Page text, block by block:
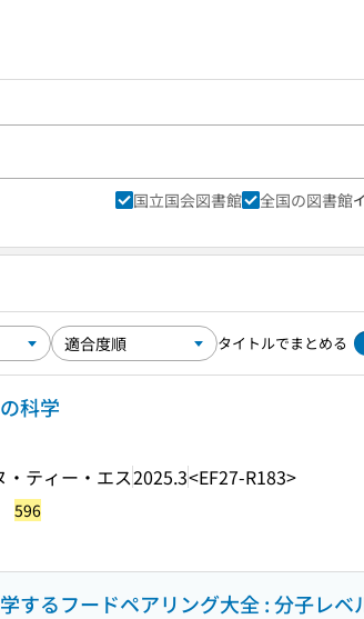
国立国会図書館 全国の図書館
タイトルでまとめる
科学
・ティー・エス2025.3<EF27-R183>
596
するフードペアリング大全 : 分子レ